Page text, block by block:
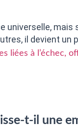
universelle,
il devient un
liées à
t-il une